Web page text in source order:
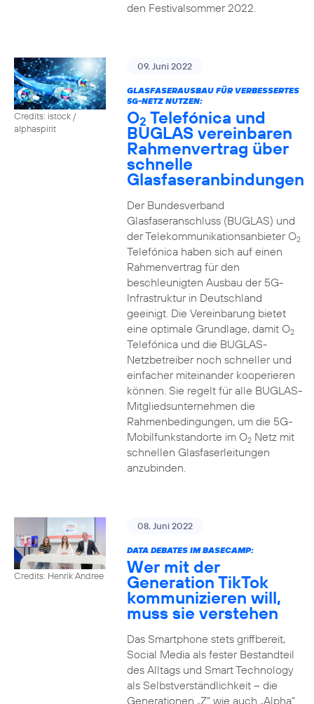
den Festivalsommer 2022.
Credits: istock /
alphaspirit
09. Juni 2022
GLASFASERAUSBAU FÜR VERBESSERTES
5G-NETZ NUTZEN:
O2 Telefónica und
BUGLAS vereinbaren
Rahmenvertrag über
schnelle
Glasfaseranbindungen
Der Bundesverband
Glasfaseranschluss (BUGLAS) und
der Telekommunikationsanbieter O2
Telefónica haben sich auf einen
Rahmenvertrag für den
beschleunigten Ausbau der 5G-
Infrastruktur in Deutschland
geeinigt. Die Vereinbarung bietet
eine optimale Grundlage, damit O2
Telefónica und die BUGLAS-
Netzbetreiber noch schneller und
einfacher miteinander kooperieren
können. Sie regelt für alle BUGLAS-
Mitgliedsunternehmen die
Rahmenbedingungen, um die 5G-
Mobilfunkstandorte im O2Netz mit
schnellen Glasfaserleitungen
anzubinden.
Credits: Henrik Andree
08. Juni 2022
DATA DEBATES IM BASECAMP:
Wer mit der
Generation TikTok
kommunizieren will,
muss sie verstehen
Das Smartphone stets griffbereit,
Social Media als fester Bestandteil
des Alltags und Smart Technology
als Selbstverständlichkeit – die
Generationen „Z“ wie auch „Alpha“